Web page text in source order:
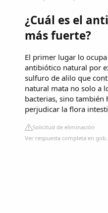
¿Cuál es el
más fuerte?
El primer lugar lo
antibiótico natural por
sulfuro de alilo que
natural mata no solo a
bacterias, sino también
perjudicar la flora
Solicitud de eliminación
Ver respuesta completa en